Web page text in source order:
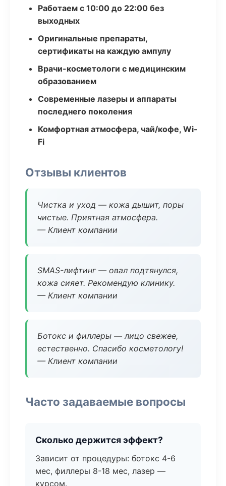
Работаем с 10:00 до 22:00 без
выходных
Оригинальные препараты,
сертификаты на каждую ампулу
Врачи-косметологи с медицинским
образованием
Современные лазеры и аппараты
последнего поколения
Комфортная атмосфера, чай/кофе, Wi-
Fi
Отзывы клиентов
Чистка и уход — кожа дышит, поры
чистые. Приятная атмосфера.
— Клиент компании
SMAS-лифтинг — овал подтянулся,
кожа сияет. Рекомендую клинику.
— Клиент компании
Ботокс и филлеры — лицо свежее,
естественно. Спасибо косметологу!
— Клиент компании
Часто задаваемые вопросы
Сколько держится эффект?
Зависит от процедуры: ботокс 4-6
мес, филлеры 8-18 мес, лазер —
курсом.